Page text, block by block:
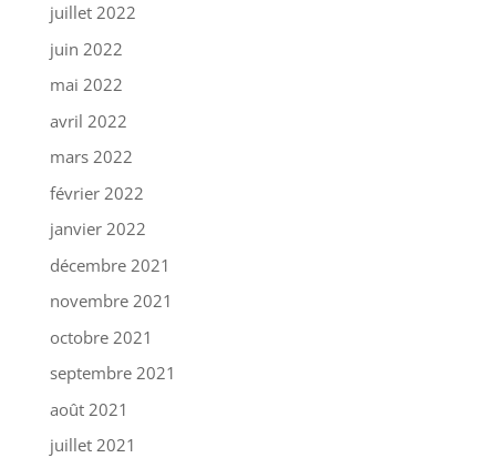
juillet 2022
juin 2022
mai 2022
avril 2022
mars 2022
février 2022
janvier 2022
décembre 2021
novembre 2021
octobre 2021
septembre 2021
août 2021
juillet 2021